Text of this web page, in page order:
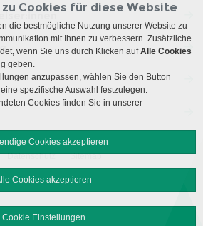
Datenschutz Sitemap
Cookies für diese Website
die bestmögliche Nutzung unserer Website zu
mit Ihnen zu verbessern. Zusätzliche
wenn Sie uns durch Klicken aufAlle Cookies
geben.
anzupassen, wählen Sie den Button
spezifische Auswahl festzulegen.
Cookies finden Sie in unserer
Cookies akzeptieren
Cookies akzeptieren
Cookie Einstellungen